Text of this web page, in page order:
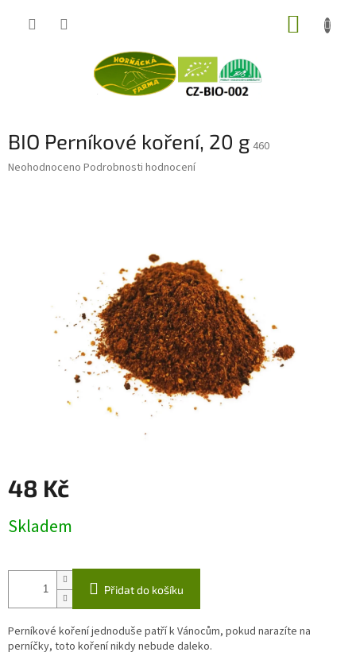
BIO Perníkové koření, 20 g 460
Průměrné
Neohodnoceno Podrobnosti hodnocení
48 Kč
cena:
Skladem
Přidat do košíku
Perníkové koření jednoduše patří k Vánocům, pokud narazíte na
perníčky, toto koření nikdy nebude daleko.